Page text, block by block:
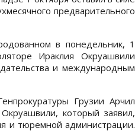
предварительного
в понедельник, 1
Ираклия Окруашвили
и международным
Грузии Арчил
который заявил,
и тюремной администрации.